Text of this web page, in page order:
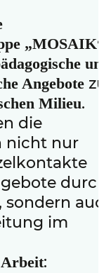
Angebote
Milieu.
die
nicht nur
sondern
im
: